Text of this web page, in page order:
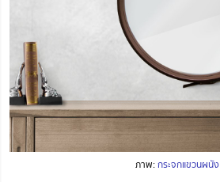
ภาพ:กระจกแขวนผนัง